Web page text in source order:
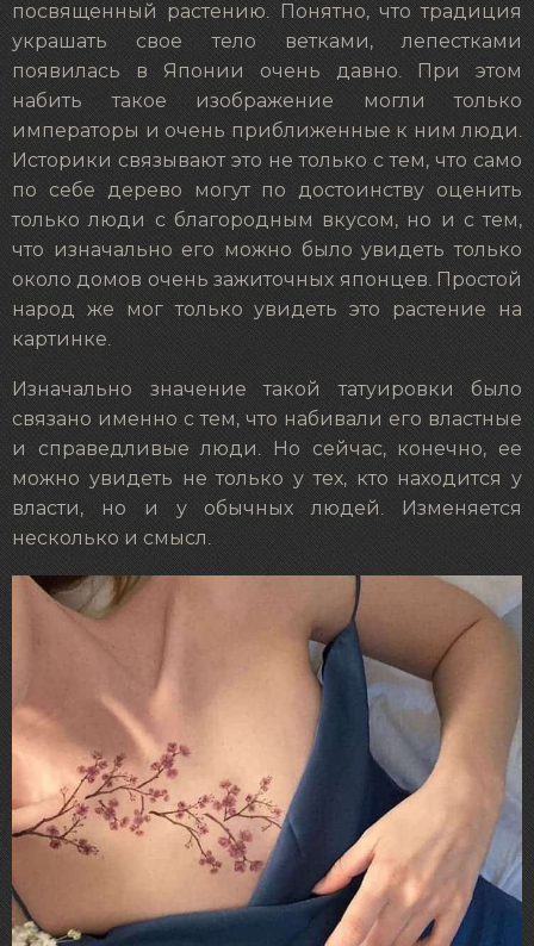
посвященный растению. Понятно, что традиция
украшать свое тело ветками, лепестками
появилась в Японии очень давно. При этом
набить такое изображение могли только
императоры и очень приближенные к ним люди.
Историки связывают это не только с тем, что само
по себе дерево могут по достоинству оценить
только люди с благородным вкусом, но и с тем,
что изначально его можно было увидеть только
около домов очень зажиточных японцев. Простой
народ же мог только увидеть это растение на
картинке.
Изначально значение такой татуировки было
связано именно с тем, что набивали его властные
и справедливые люди. Но сейчас, конечно, ее
можно увидеть не только у тех, кто находится у
власти, но и у обычных людей. Изменяется
несколько и смысл.